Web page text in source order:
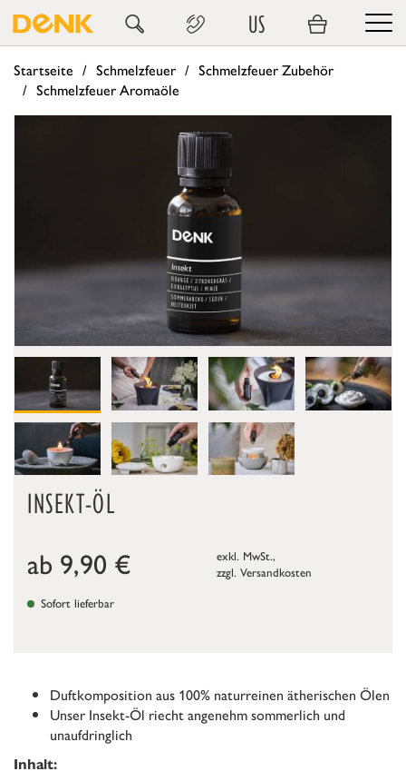
US
Startseite Schmelzfeuer
Schmelzfeuer Zubehör
Schmelzfeuer Aromaöle
INSEKT-ÖL
ab 9,90 €
exkl. MwSt.,
zzgl. Versandkosten
Sofort lieferbar
Duftkomposition aus 100% naturreinen ätherischen Ölen
Unser Insekt-Öl riecht angenehm sommerlich und
unaufdringlich
Inhalt: